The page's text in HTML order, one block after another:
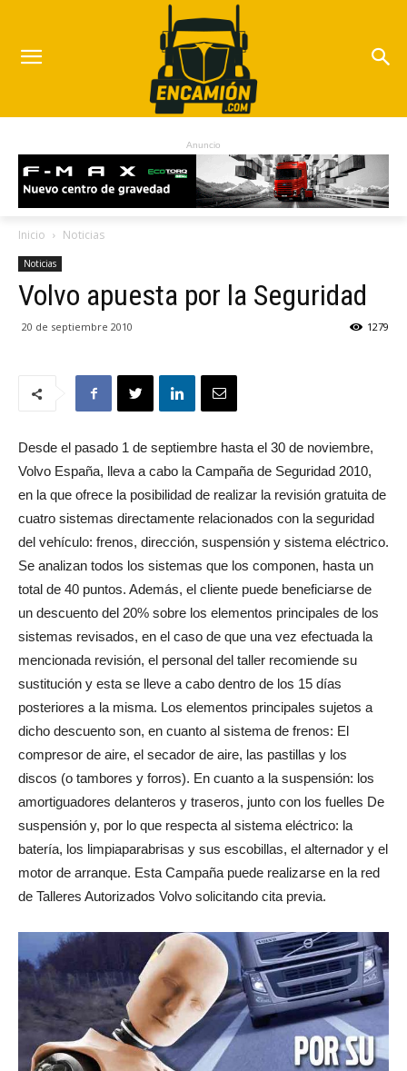
Anuncio
Inicio Noticias
Noticias
Volvo apuesta por la Seguridad
20 de septiembre 2010 1279
Desde el pasado 1 de septiembre hasta el 30 de noviembre,
Volvo España, lleva a cabo la Campaña de Seguridad 2010,
en la que ofrece la posibilidad de realizar la revisión gratuita de
cuatro sistemas directamente relacionados con la seguridad
del vehículo: frenos, dirección, suspensión y sistema eléctrico.
Se analizan todos los sistemas que los componen, hasta un
total de 40 puntos. Además, el cliente puede beneficiarse de
un descuento del 20% sobre los elementos principales de los
sistemas revisados, en el caso de que una vez efectuada la
mencionada revisión, el personal del taller recomiende su
sustitución y esta se lleve a cabo dentro de los 15 días
posteriores a la misma. Los elementos principales sujetos a
dicho descuento son, en cuanto al sistema de frenos: El
compresor de aire, el secador de aire, las pastillas y los
discos (o tambores y forros). En cuanto a la suspensión: los
amortiguadores delanteros y traseros, junto con los fuelles De
suspensión y, por lo que respecta al sistema eléctrico: la
batería, los limpiaparabrisas y sus escobillas, el alternador y el
motor de arranque. Esta Campaña puede realizarse en la red
de Talleres Autorizados Volvo solicitando cita previa.